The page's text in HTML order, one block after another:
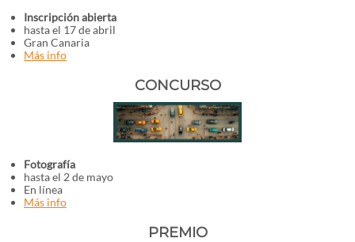
Inscripción abierta
hasta el 17 de abril
Gran Canaria
Más info
CONCURSO
Fotografía
hasta el 2 de mayo
En línea
Más info
PREMIO